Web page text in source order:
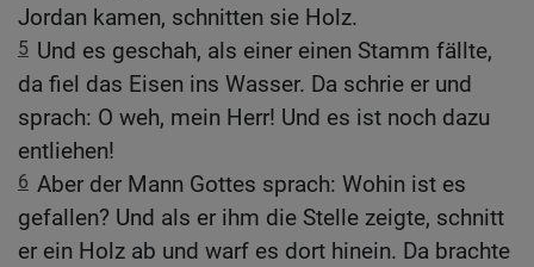
Jordan kamen, schnitten sie Holz.
5 Und es geschah, als einer einen Stamm fällte,
da fiel das Eisen ins Wasser. Da schrie er und
sprach: O weh, mein Herr! Und es ist noch dazu
entliehen!
6 Aber der Mann Gottes sprach: Wohin ist es
gefallen? Und als er ihm die Stelle zeigte, schnitt
er ein Holz ab und warf es dort hinein. Da brachte